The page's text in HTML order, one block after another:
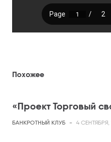
Похожее
«Проект Торговый
БАНКРОТНЫЙ КЛУБ - 4 СЕНТЯБРЯ,